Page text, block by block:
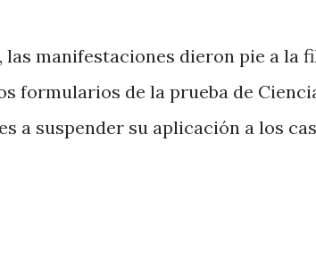
manifestaciones dieron pie a la
formularios de la prueba de
a suspender su aplicación a los